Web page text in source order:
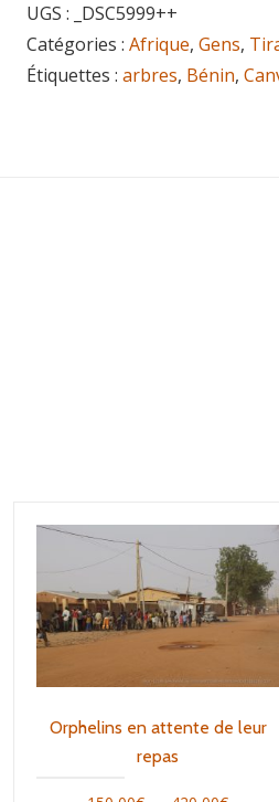
puits
UGS : _DSC5999++
Catégories : Afrique, Gens,
Étiquettes : arbres, Bénin,
Orphelins en attente de leur
repas